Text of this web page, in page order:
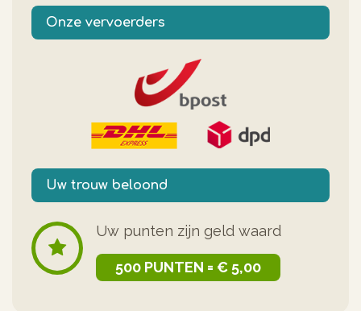
Onze vervoerders
Uw trouw beloond
Uw punten zijn geld waard
500 PUNTEN = € 5,00